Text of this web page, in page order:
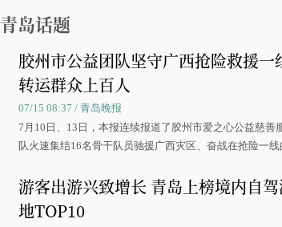
青岛话题
胶州市公益团队坚守广西抢险救援一
转运群众上百人
07/15 08:37 / 青岛晚报
7月10日、13日，本报连续报道了胶州市爱之心公益慈善
队火速集结16名骨干队员驰援广西灾区、奋战在抢险一线
游客出游兴致增长 青岛上榜境内自
地TOP10